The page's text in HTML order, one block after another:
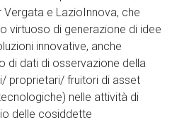
Vergata e LazioInnova, che
virtuoso di generazione di idee
innovative, anche
di dati di osservazione della
proprietari/ fruitori di asset
nelle attività di
delle cosiddette